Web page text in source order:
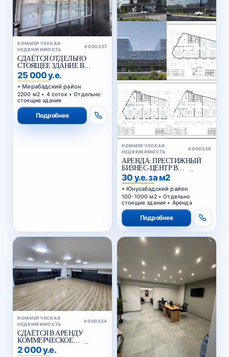
НЕДВИЖИМОСТЬ
СДАЁТСЯ ОТДЕЛЬНО
СТОЯЩЕЕ ЗДАНИЕ В
АРЕНДУ В МИРАБАДСКОМ
РАЙОНЕ
25 000 у.е.
Мирабадский район
2200 м2 • 4 соток • Отдельно
стоящие здания
Подробнее
НЕДВИЖИМОСТЬ
АРЕНДА: ПРЕСТИЖНЫЙ
БИЗНЕС-ЦЕНТР В
ЮНУСАБАДСКОМ РАЙОНЕ
30 у.е. за м2
Юнусабадский район
100-1000 м2 • Отдельно
стоящие здания • Аренда
Подробнее
НЕДВИЖИМОСТЬ
СДАЁТСЯ В АРЕНДУ
КОММЕРЧЕСКОЕ
ПОМЕЩЕНИЕ В АКАЙ
СИТИ
2 000 у.е.